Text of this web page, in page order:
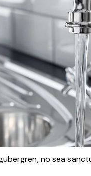
no sea